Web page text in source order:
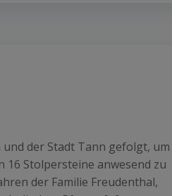
und der Stadt Tann gefolgt, um
16 Stolpersteine anwesend zu
der Familie Freudenthal,